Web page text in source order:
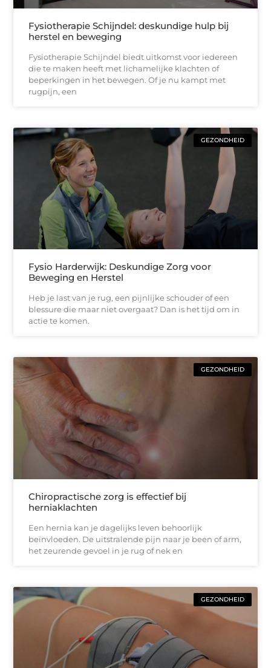
Fysiotherapie Schijndel: deskundige hulp bij
herstel en beweging
Fysiotherapie Schijndel biedt uitkomst voor iedereen
die te maken heeft met lichamelijke klachten of
beperkingen in het bewegen. Of je nu kampt met
rugpijn, een
GEZONDHEID
Fysio Harderwijk: Deskundige Zorg voor
Beweging en Herstel
Heb je last van je rug, een pijnlijke schouder of een
blessure die maar niet overgaat? Dan is het tijd om in
actie te komen.
GEZONDHEID
Chiropractische zorg is effectief bij
herniaklachten
Een hernia kan je dagelijks leven behoorlijk
beïnvloeden. De uitstralende pijn naar je been of arm,
het zeurende gevoel in je rug of nek en
GEZONDHEID